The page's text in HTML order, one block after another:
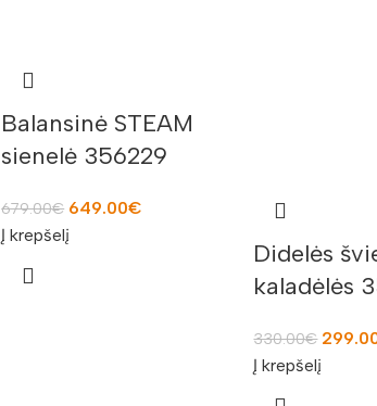
Balansinė STEAM
sienelė 356229
679.00€ 649.00€
Į krepšelį
Didelės
kaladėlės
330.00€
Į krepšelį